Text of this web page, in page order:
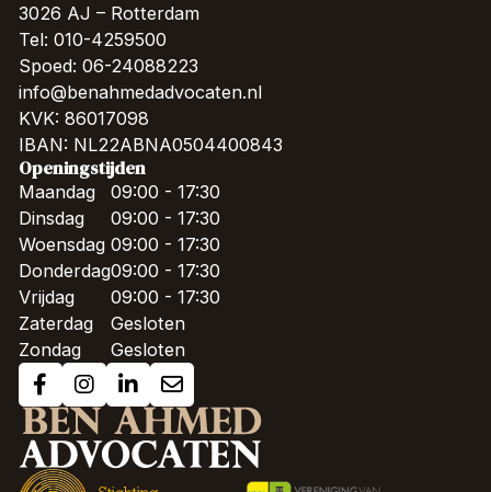
3026 AJ – Rotterdam
Tel: 010-4259500
Spoed: 06-24088223
info@benahmedadvocaten.nl
KVK: 86017098
IBAN: NL22ABNA0504400843
Openingstijden
Maandag
Dinsdag
Woensdag
Donderdag
Vrijdag
Zaterdag
Zondag
09:00 - 17:30
09:00 - 17:30
09:00 - 17:30
09:00 - 17:30
09:00 - 17:30
Gesloten
Gesloten